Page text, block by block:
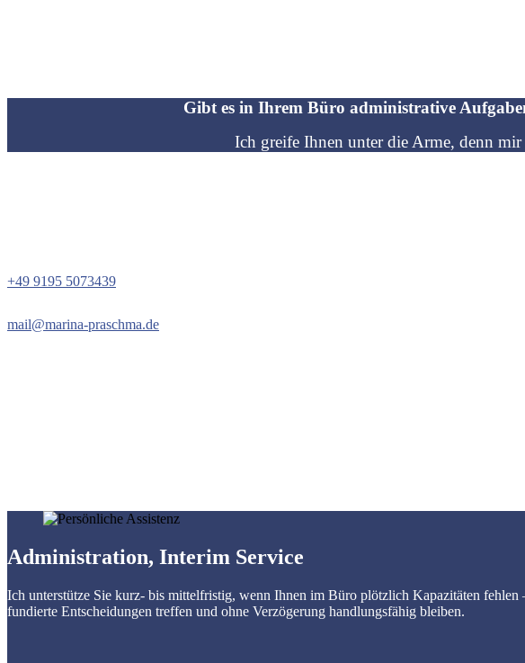
Gibt es in Ihrem Büro administrative
Ich greife Ihnen unter die Arme, denn
+49 9195 5073439
mail@marina-praschma.de
Administration, Interim Service
Ich unterstütze Sie kurz- bis mittelfristig, wenn Ihnen im Büro plötzlich Kapazitäten
fundierte Entscheidungen treffen und ohne Verzögerung handlungsfähig bleiben.